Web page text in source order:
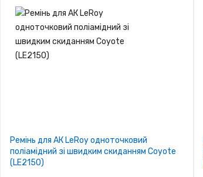
Ремінь для АК LeRoy одноточковий
поліамідний зі швидким скиданням Coyote
(LE2150)